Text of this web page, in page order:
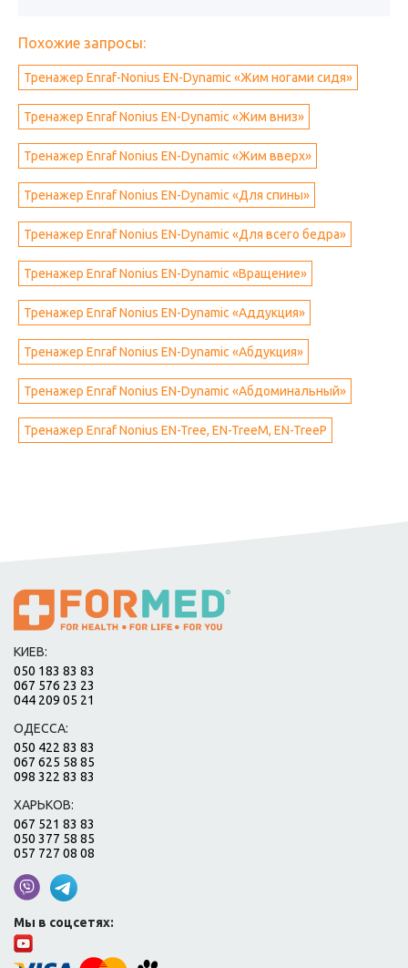
Похожие запросы:
Тренажер Enraf-Nonius EN-Dynamic «Жим ногами сидя»
Тренажер Enraf Nonius EN-Dynamic «Жим вниз»
Тренажер Enraf Nonius EN-Dynamic «Жим вверх»
Тренажер Enraf Nonius EN-Dynamic «Для спины»
Тренажер Enraf Nonius EN-Dynamic «Для всего бедра»
Тренажер Enraf Nonius EN-Dynamic «Вращение»
Тренажер Enraf Nonius EN-Dynamic «Аддукция»
Тренажер Enraf Nonius EN-Dynamic «Абдукция»
Тренажер Enraf Nonius EN-Dynamic «Абдоминальный»
Тренажер Enraf Nonius EN-Tree, EN-TreeM, EN-TreeP
КИЕВ:
050 183 83 83
067 576 23 23
044 209 05 21
ОДЕССА:
050 422 83 83
067 625 58 85
098 322 83 83
ХАРЬКОВ:
067 521 83 83
050 377 58 85
057 727 08 08
Мы в соцсетях: